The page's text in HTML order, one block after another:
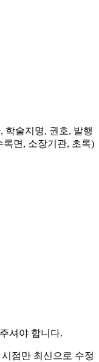
학술지명, 권호, 발행
면, 소장기관, 초록)
셔야 합니다.
점만 최신으로 수정